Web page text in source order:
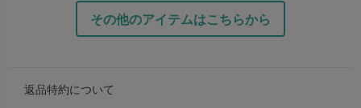
その他のアイテムはこちらから
返品特約について